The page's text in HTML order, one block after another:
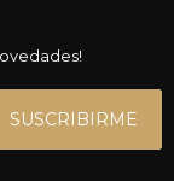
SUSCRIBIRME